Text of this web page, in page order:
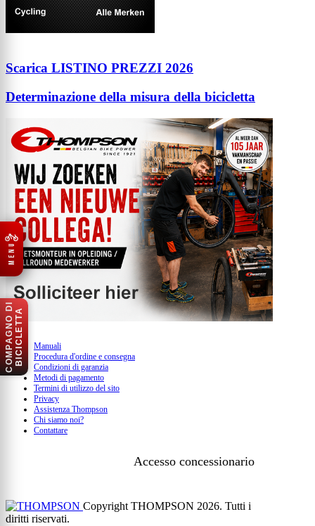
Scarica LISTINO PREZZI 2026
Determinazione della misura della bicicletta
Manuali
Procedura d'ordine e consegna
Condizioni di garanzia
Metodi di pagamento
Termini di utilizzo del sito
Privacy
Assistenza Thompson
Chi siamo noi?
Contattare
Accesso concessionario
Copyright THOMPSON 2026. Tutti i
diritti riservati.
MENU
C
O
M
P
A
G
N
O
D
I
B
I
C
I
C
L
E
T
TA